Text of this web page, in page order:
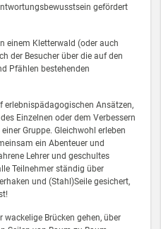
gefördert
einem Kletterwald (oder auch
der Besucher über die auf den
Pfählen bestehenden
erlebnispädagogischen Ansätzen,
Einzelnen oder dem Verbessern
Gruppe. Gleichwohl erleben
ein Abenteuer und
Lehrer und geschultes
Teilnehmer ständig über
und (Stahl)Seile gesichert,
wackelige Brücken gehen, über